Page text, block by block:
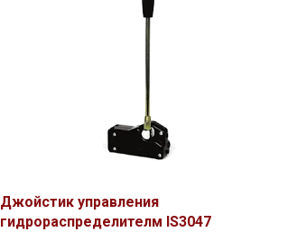
Джойстик управления
гидрораспределителм IS3047